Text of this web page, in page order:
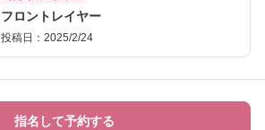
フロントレイヤー
投稿日：2025/2/24
指名して予約する